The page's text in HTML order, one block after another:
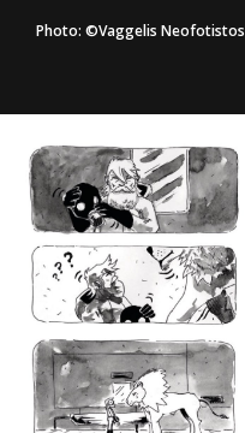
Photo: ©Vaggelis Neofotistos